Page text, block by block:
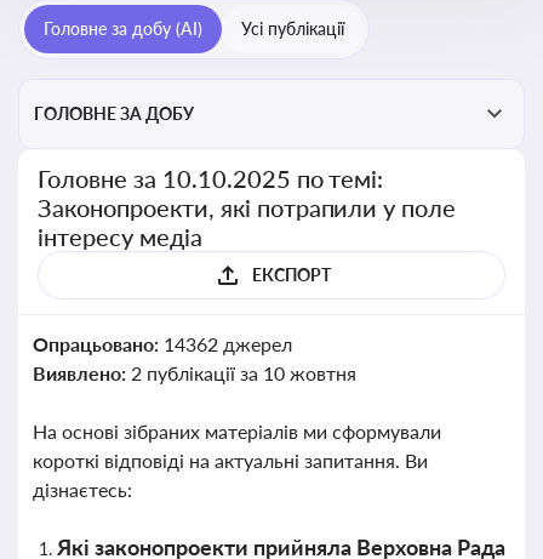
прийняття цих проектів пишуть в медіа. Які проекти
викликають найбільше критики
Головне за добу (AI) Усі публікації
ГОЛОВНЕ ЗА ДОБУ
Головне за 10.10.2025 по темі:
Законопроекти, які потрапили у поле
інтересу медіа
ЕКСПОРТ
Опрацьовано: 14362 джерел
Виявлено: 2 публікації за 10 жовтня
На основі зібраних матеріалів ми сформували
короткі відповіді на актуальні запитання. Ви
дізнаєтесь:
Які законопроекти прийняла Верховна Рада